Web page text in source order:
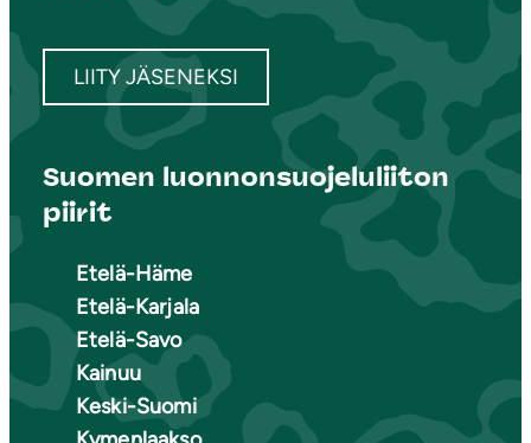
LIITY JÄSENEKSI
Suomen luonnonsuojeluliiton
piirit
Etelä-Häme
Etelä-Karjala
Etelä-Savo
Kainuu
Keski-Suomi